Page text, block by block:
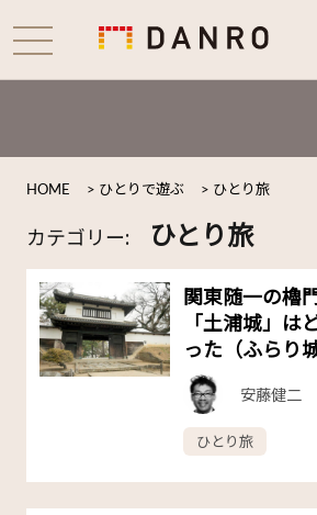
HOME > ひとりで遊ぶ > ひとり旅
カテゴリー: ひとり旅
関東随一の櫓
「土浦城」は
った（ふらり
安藤健二
ひとり旅